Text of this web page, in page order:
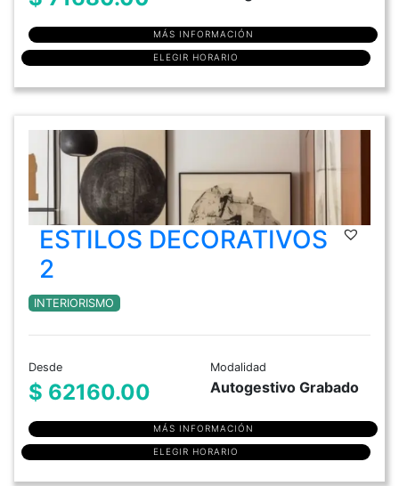
MÁS INFORMACIÓN
ELEGIR HORARIO
ESTILOS DECORATIVOS
2
INTERIORISMO
Desde
$ 62160.00
Modalidad
Autogestivo Grabado
MÁS INFORMACIÓN
ELEGIR HORARIO